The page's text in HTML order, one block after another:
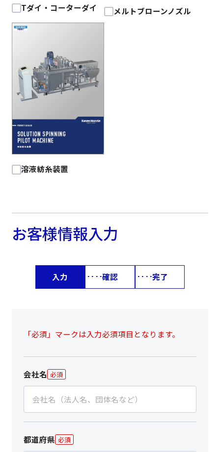
Tダイ・コーターダイ メルトブローンノズル
溶液紡糸装置
お客様情報入力
入力 確認 完了
「必須」マークは入力必須項目となります。
会社名 必須
都道府県 必須